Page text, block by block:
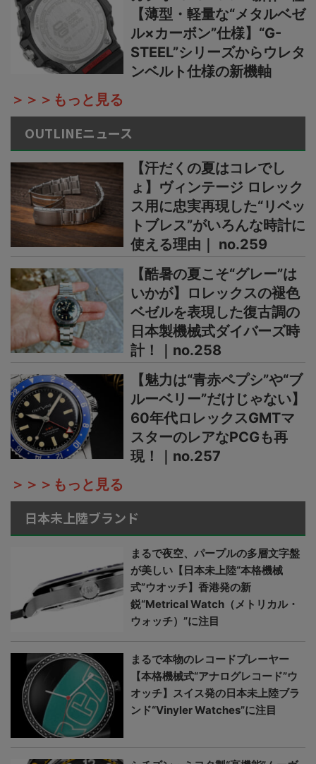
【薄型・軽量な“メタルベゼ
ル×カーボン”仕様】“G-
STEEL”シリーズからウレタ
ンベルト仕様の新機軸
＞＞＞もっと見る
OUTLINEニュース
【汗だくの夏はコレでし
ょ】ヴィンテージ ロレック
ス用に忠実再現した“リベッ
トブレス”がいろんな時計に
使える理由｜ no.259
【酷暑の夏こそ“グレー”は
いかが】ロレックスの褪色
ベゼルを表現した復古調の
日本製機械式ダイバーズ時
計！｜no.258
【魅力は“青赤ペプシ”や“ブ
ルーベリー”だけじゃない】
60年代ロレックスGMTマ
スターのレアなPCGも再
現！｜no.257
＞＞＞もっと見る
日本未上陸ブランド
まるで夜空、パープルの多層文字盤
が美しい【日本未上陸“本格機械
式”ウオッチ】香港発の新
鋭“Metrical Watch（メトリカル・
ウォッチ）”に注目
まるで本物のレコードプレーヤー
【本格機械式“アナログレコード”ウ
オッチ】スイス発の日本未上陸ブラ
ンド“Vinyler Watches”に注目